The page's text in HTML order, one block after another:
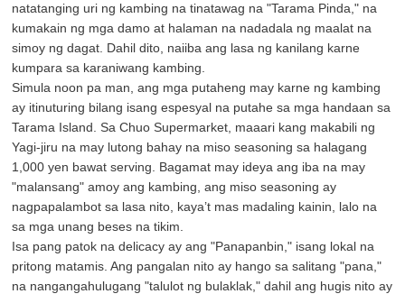
natatanging uri ng kambing na tinatawag na "Tarama Pinda," na
kumakain ng mga damo at halaman na nadadala ng maalat na
simoy ng dagat. Dahil dito, naiiba ang lasa ng kanilang karne
kumpara sa karaniwang kambing.
Simula noon pa man, ang mga putaheng may karne ng kambing
ay itinuturing bilang isang espesyal na putahe sa mga handaan sa
Tarama Island. Sa Chuo Supermarket, maaari kang makabili ng
Yagi-jiru na may lutong bahay na miso seasoning sa halagang
1,000 yen bawat serving. Bagamat may ideya ang iba na may
"malansang" amoy ang kambing, ang miso seasoning ay
nagpapalambot sa lasa nito, kaya’t mas madaling kainin, lalo na
sa mga unang beses na tikim.
Isa pang patok na delicacy ay ang "Panapanbin," isang lokal na
pritong matamis. Ang pangalan nito ay hango sa salitang "pana,"
na nangangahulugang "talulot ng bulaklak," dahil ang hugis nito ay